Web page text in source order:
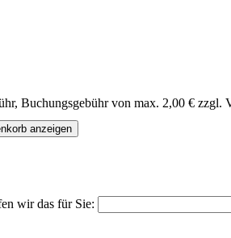
Buchungsgebühr von max. 2,00 € zzgl.
anzeigen
wir das für Sie: